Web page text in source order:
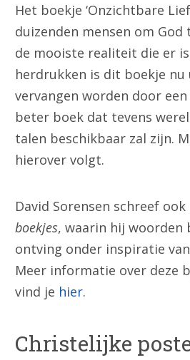
Het boekje ‘Onzichtbare
duizenden mensen om God
de mooiste realiteit die er
herdrukken is dit boekje
vervangen worden door
beter boek dat tevens
talen beschikbaar zal zijn.
hierover volgt.
David Sorensen schreef
boekjes, waarin hij woorden
ontving onder inspiratie van
Meer informatie over deze
vind je hier.
Christelijke